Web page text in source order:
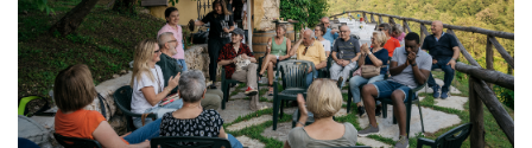
KULINARIK
REZEPTE
HOTSPOTS
WEINREISEN
REPORTAGEN
DOSSIER
WINEGUIDES
KLARTEXT
EXTRAS
MEDIATHEK
APPS
VIDEOS
BILDSTRECKEN
NEWS
WEINWIRTSCHAFT
WEINSZENE